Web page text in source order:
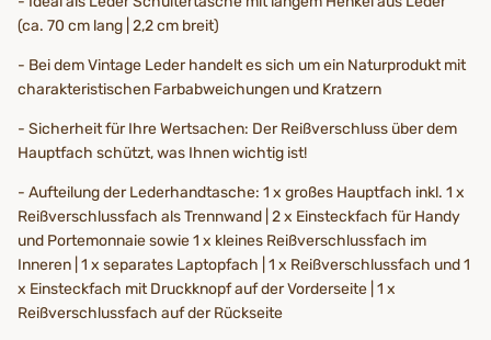
(ca. 70 cm lang | 2,2 cm breit)
- Bei dem Vintage Leder handelt es sich um ein Naturprodukt mit
charakteristischen Farbabweichungen und Kratzern
- Sicherheit für Ihre Wertsachen: Der Reißverschluss über dem
Hauptfach schützt, was Ihnen wichtig ist!
- Aufteilung der Lederhandtasche: 1 x großes Hauptfach inkl. 1 x
Reißverschlussfach als Trennwand | 2 x Einsteckfach für Handy
und Portemonnaie sowie 1 x kleines Reißverschlussfach im
Inneren | 1 x separates Laptopfach | 1 x Reißverschlussfach und 1
x Einsteckfach mit Druckknopf auf der Vorderseite | 1 x
Reißverschlussfach auf der Rückseite